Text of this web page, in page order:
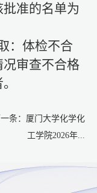
准的名单为
：体检不合
审查不合格
条： 厦门大学化学化
工学院2026年...